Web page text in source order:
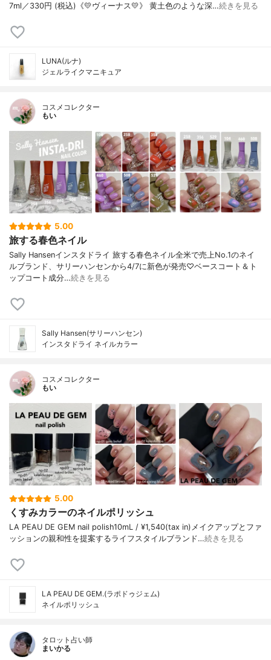
7ml／330円 (税込)《💛ヴィーナス💛》 黄土色のような深…続きを見る
LUNA(ルナ)
ジェルライクマニキュア
コスメコレクター
もい
5.00
旅する春色ネイル
Sally Hansenインスタドライ 旅する春色ネイル全米で売上No.1のネイ
ルブランド、サリーハンセンから4/7に新色が発売♡ベースコート＆ト
ップコート成分…続きを見る
Sally Hansen(サリーハンセン)
インスタドライ ネイルカラー
コスメコレクター
もい
5.00
くすみカラーのネイルポリッシュ
LA PEAU DE GEM nail polish10mL / ¥1,540(tax in)メイクアップとファ
ッションの親和性を提案するライフスタイルブランド…続きを見る
LA PEAU DE GEM.(ラポドゥジェム)
ネイルポリッシュ
タロット占い師
まいかる